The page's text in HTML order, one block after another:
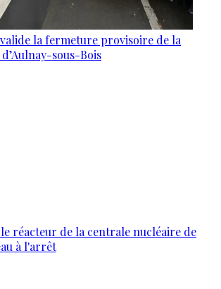
la fermeture provisoire de la
sous-Bois
réacteur de la centrale nucléaire de
à l'arrêt